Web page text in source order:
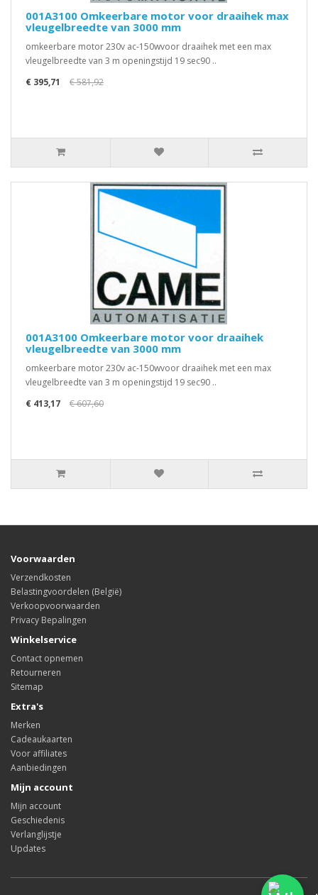
001A3100 Omkeerbare motor voor draaihek max
vleugelbreedte van 3000 mm
omkeerbare motor 230v ac-150wvoor draaihek met een max
vleugelbreedte van 3 m openingstijd 19 sec90 ..
€ 395,71
€ 581,92
001A3100 Omkeerbare motor voor draaihek
vleugelbreedte van 3000 mm
omkeerbare motor 230v ac-150wvoor draaihek met een max
vleugelbreedte van 3 m openingstijd 19 sec90 ..
€ 413,17
€ 607,60
Voorwaarden
Verzendkosten
Belastingvoordelen (België)
Verkoopvoorwaarden
Privacy Bepalingen
Winkelservice
Contact opnemen
Retourneren
Sitemap
Extra's
Merken
Cadeaukaarten
Voor affiliates
Aanbiedingen
Mijn account
Mijn account
Geschiedenis
Verlanglijstje
Updates